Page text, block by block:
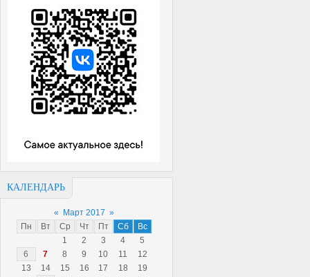
КАЛЕНДАРЬ
« Март 2017 »
Пн
Вт Ср Чт Пт Сб
Вс
1
2 3 4
5
6
7 8 9 10 11
12
13
14 15 16 17 18
19